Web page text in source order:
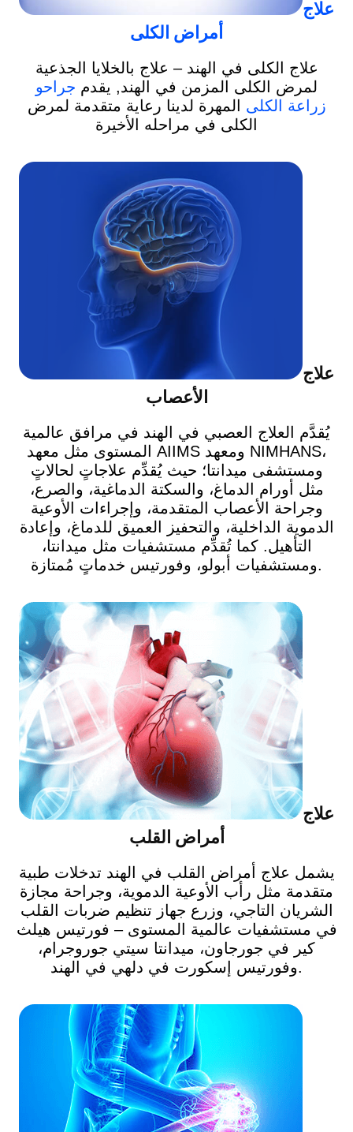
علاج
أمراض الكلى
علاج الكلى في الهند – علاج بالخلايا الجذعية
لمرض الكلى المزمن في الهند, يقدم جراحو
زراعة الكلى المهرة لدينا رعاية متقدمة لمرض
الكلى في مراحله الأخيرة
علاج
الأعصاب
يُقدَّم العلاج العصبي في الهند في مرافق عالمية
المستوى مثل معهد AIIMS ومعهد NIMHANS،
ومستشفى ميدانتا؛ حيث يُقدِّم علاجاتٍ لحالاتٍ
مثل أورام الدماغ، والسكتة الدماغية، والصرع،
وجراحة الأعصاب المتقدمة، وإجراءات الأوعية
الدموية الداخلية، والتحفيز العميق للدماغ، وإعادة
التأهيل. كما تُقدِّم مستشفيات مثل ميدانتا،
ومستشفيات أبولو، وفورتيس خدماتٍ مُمتازة.
علاج
أمراض القلب
يشمل علاج أمراض القلب في الهند تدخلات طبية
متقدمة مثل رأب الأوعية الدموية، وجراحة مجازة
الشريان التاجي، وزرع جهاز تنظيم ضربات القلب
في مستشفيات عالمية المستوى – فورتيس هيلث
كير في جورجاون، ميدانتا سيتي جوروجرام،
وفورتيس إسكورت في دلهي في الهند.